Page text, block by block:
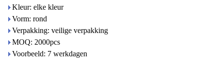
Kleur: elke kleur
Vorm: rond
Verpakking: veilige verpakking
MOQ: 2000pcs
Voorbeeld: 7 werkdagen